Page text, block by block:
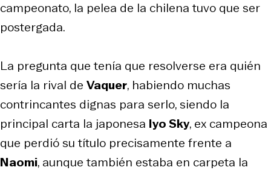
campeonato, la pelea de la chilena tuvo que ser
postergada.
La pregunta que tenía que resolverse era quién
sería la rival de Vaquer, habiendo muchas
contrincantes dignas para serlo, siendo la
principal carta la japonesa Iyo Sky, ex campeona
que perdió su título precisamente frente a
Naomi, aunque también estaba en carpeta la